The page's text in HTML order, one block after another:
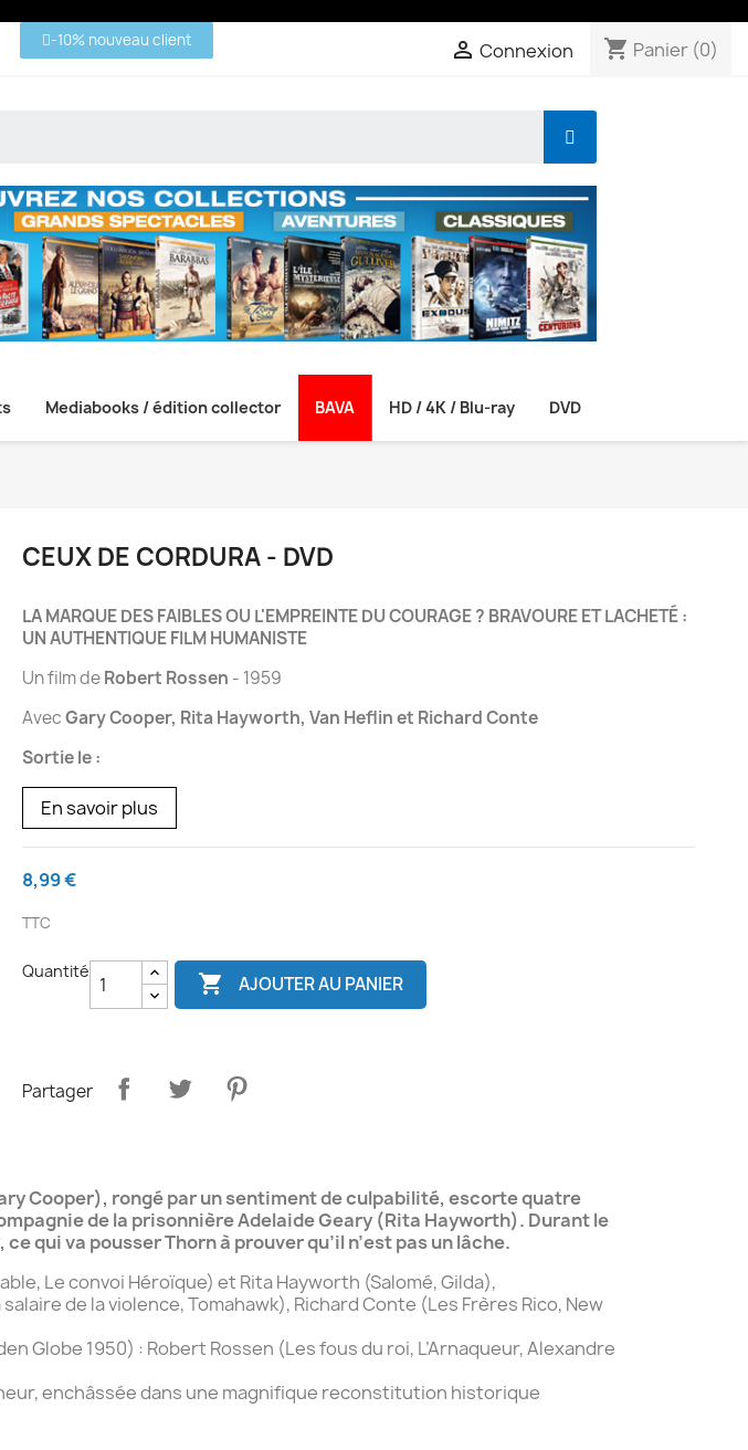
-10% nouveau client  Connexion shopping_cart Panier (0)
Mediabooks / édition collector BAVA HD / 4K / Blu-ray DVD
CEUX DE CORDURA - DVD
LA MARQUE DES FAIBLES OU L'EMPREINTE DU COURAGE ? BRAVOURE ET LACHETÉ :
UN AUTHENTIQUE FILM HUMANISTE
Un film deRobert Rossen - 1959
AvecGary Cooper, Rita Hayworth, Van Heflin et Richard Conte
Sortie le :
En savoir plus
8,99 €
TTC
Quantité  AJOUTER AU PANIER
Partager
Cooper), rongé par un sentiment de culpabilité, escorte quatre
de la prisonnière Adelaide Geary (Rita Hayworth). Durant le
qui va pousser Thorn à prouver qu’il n’est pas un lâche.
Le convoi Héroïque) et Rita Hayworth (Salomé, Gilda),
de la violence, Tomahawk), Richard Conte (Les Frères Rico, New
1950) : Robert Rossen (Les fous du roi, L’Arnaqueur, Alexandre
enchâssée dans une magnifique reconstitution historique